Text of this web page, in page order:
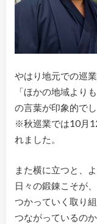
やはり地元での巡
「ほかの地域より
の言葉が印象的でし
※秋巡業では10月
れました。
また横に立つと、
日々の鍛錬こそが
つかっていく取り
つながっているの